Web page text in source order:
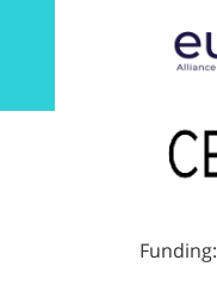
Funding: